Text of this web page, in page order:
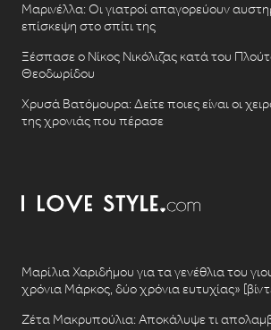
Μαρινέλλα: Οι γιατροί απαγορεύουν
επίσκεψη στο σπίτι της
Ξέσπασε ο Νίκος Νικόλιζας κατά του
Θεοδωρίδου
Χρυσά Βατόμουρα: Δείτε ποιες είναι οι
της χρονιάς που πέρασε
Μαρίλια Χαριδήμου για τα γενέθλια του
χρόνια Μάρκος, δύο χρόνια ευτυχίας»
Ζέτα Μακρυπούλια: Αποκάλυψε τι